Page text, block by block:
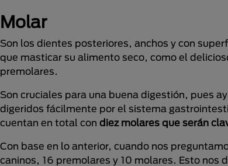
Molar
Son los dientes posteriores, anchos y con
que masticar su alimento seco, como el
premolares.
Son cruciales para una buena digestión, pues
digeridos fácilmente por el sistema
cuentan en total con diez molares que serán
Con base en lo anterior, cuando nos
caninos, 16 premolares y 10 molares. Esto nos